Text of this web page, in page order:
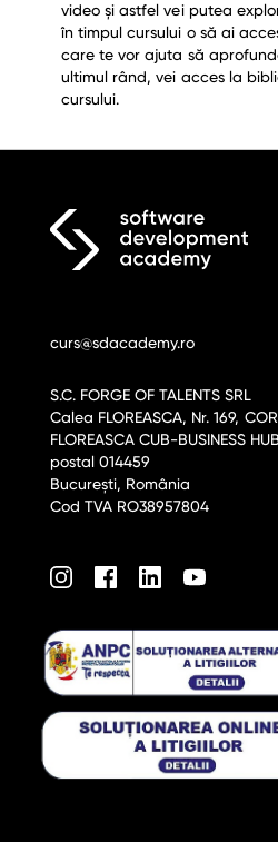
video şi astfel vei putea
în timpul cursului o să ai
care te vor ajuta să
ultimul rând, vei acces la
cursului.
curs@sdacademy.ro
S.C. FORGE OF TALENTS SRL
Calea FLOREASCA, Nr. 169,
FLOREASCA CUB-BUSINESS
postal 014459
București, România
Cod TVA RO38957804
LinkedInYoutube